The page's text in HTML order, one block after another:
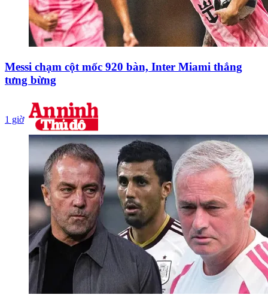
Messi chạm cột mốc 920 bàn, Inter Miami thắng
tưng bừng
1 giờ